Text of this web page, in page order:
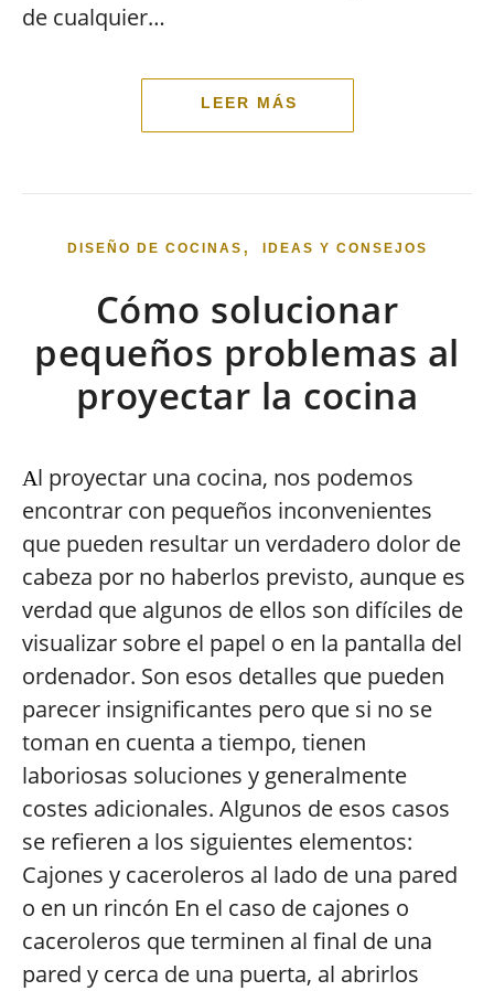
de cualquier…
DISEÑO DE COCINAS , IDEAS Y CONSEJOS
Cómo solucionar
pequeños problemas al
proyectar la cocina
Al proyectar una cocina, nos podemos
encontrar con pequeños inconvenientes
que pueden resultar un verdadero dolor de
cabeza por no haberlos previsto, aunque es
verdad que algunos de ellos son difíciles de
visualizar sobre el papel o en la pantalla del
ordenador. Son esos detalles que pueden
parecer insignificantes pero que si no se
toman en cuenta a tiempo, tienen
laboriosas soluciones y generalmente
costes adicionales. Algunos de esos casos
se refieren a los siguientes elementos:
Cajones y caceroleros al lado de una pared
o en un rincón En el caso de cajones o
caceroleros que terminen al final de una
pared y cerca de una puerta, al abrirlos